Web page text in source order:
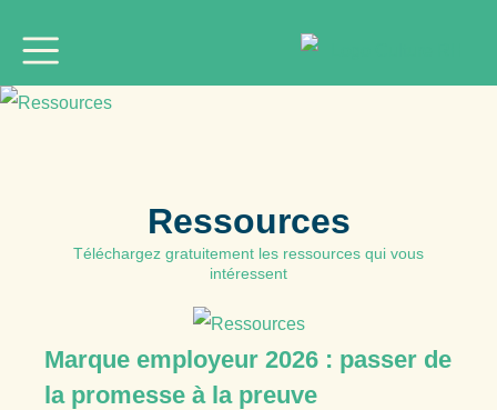
Ressources
Téléchargez gratuitement les ressources qui vous
intéressent
Marque employeur 2026 : passer de
la promesse à la preuve